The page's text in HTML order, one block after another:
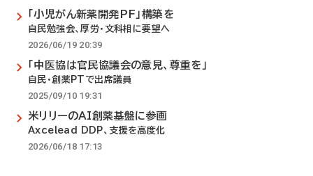
「小児がん新薬開発PF」構築を
自民勉強会、厚労・文科相に要望へ
2026/06/19 20:39
「中医協は官民協議会の意見、尊重を」
自民・創薬PTで出席議員
2025/09/10 19:31
米リリーのAI創薬基盤に参画
Axcelead DDP、支援を高度化
2026/06/18 17:13